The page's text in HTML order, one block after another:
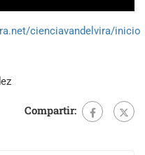
cienciavandelvira/inicio
Compartir: